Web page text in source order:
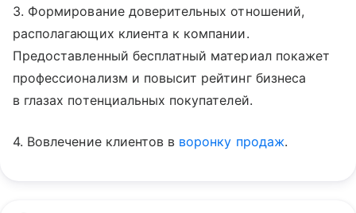
3. Формирование доверительных отношений,
располагающих клиента к компании.
Предоставленный бесплатный материал покажет
профессионализм и повысит рейтинг бизнеса
в глазах потенциальных покупателей.
4. Вовлечение клиентов в воронку продаж.